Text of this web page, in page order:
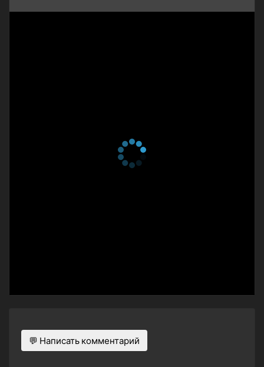
Poputan
11 марта 2018
1 сезон 9 серия
With Miracle and Dance
💬 Написать комментарий